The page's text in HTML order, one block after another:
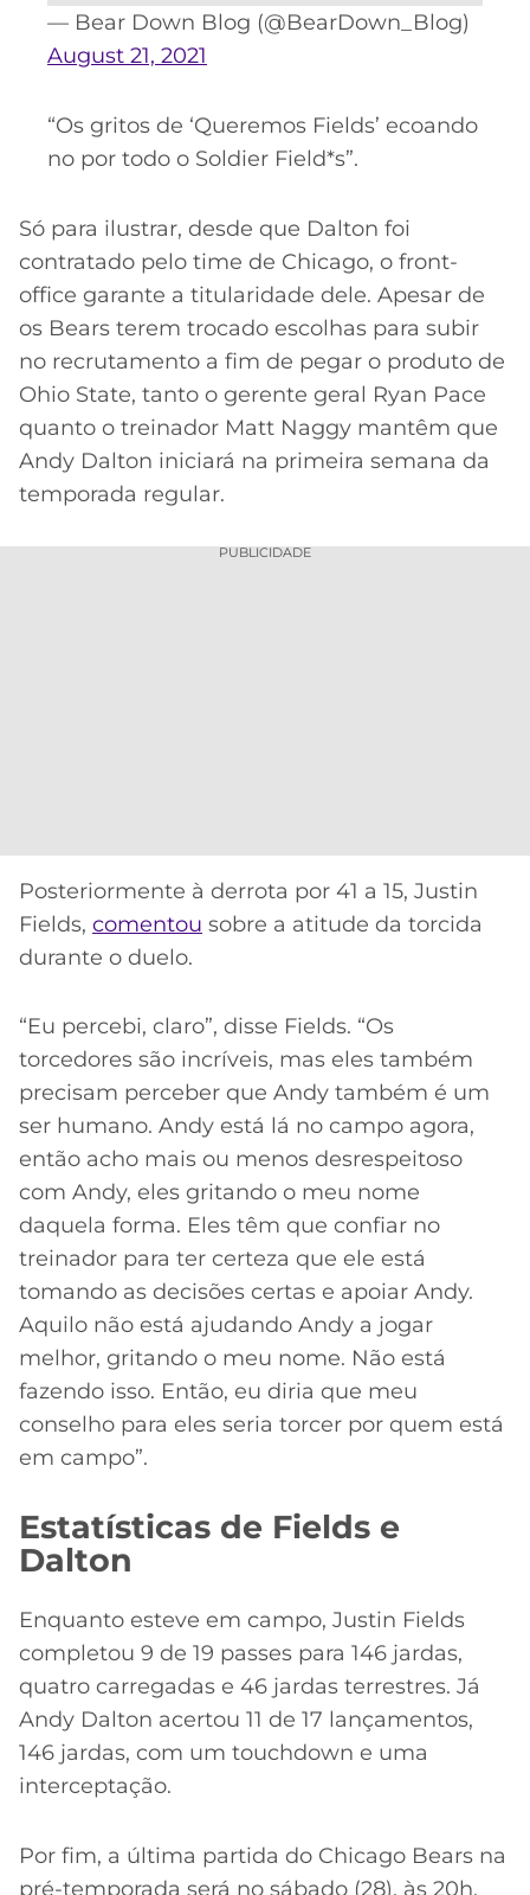
— Bear Down Blog (@BearDown_Blog)
August 21, 2021
“Os gritos de ‘Queremos Fields’ ecoando
no por todo o Soldier Field*s”.
Só para ilustrar, desde que Dalton foi
contratado pelo time de Chicago, o front-
office garante a titularidade dele. Apesar de
os Bears terem trocado escolhas para subir
no recrutamento a fim de pegar o produto de
Ohio State, tanto o gerente geral Ryan Pace
quanto o treinador Matt Naggy mantêm que
Andy Dalton iniciará na primeira semana da
temporada regular.
PUBLICIDADE
Posteriormente à derrota por 41 a 15, Justin
Fields, comentou sobre a atitude da torcida
durante o duelo.
“Eu percebi, claro”, disse Fields. “Os
torcedores são incríveis, mas eles também
precisam perceber que Andy também é um
ser humano. Andy está lá no campo agora,
então acho mais ou menos desrespeitoso
com Andy, eles gritando o meu nome
daquela forma. Eles têm que confiar no
treinador para ter certeza que ele está
tomando as decisões certas e apoiar Andy.
Aquilo não está ajudando Andy a jogar
melhor, gritando o meu nome. Não está
fazendo isso. Então, eu diria que meu
conselho para eles seria torcer por quem está
em campo”.
Estatísticas de Fields e
Dalton
Enquanto esteve em campo, Justin Fields
completou 9 de 19 passes para 146 jardas,
quatro carregadas e 46 jardas terrestres. Já
Andy Dalton acertou 11 de 17 lançamentos,
146 jardas, com um touchdown e uma
interceptação.
Por fim, a última partida do Chicago Bears na
pré-temporada será no sábado (28), às 20h,